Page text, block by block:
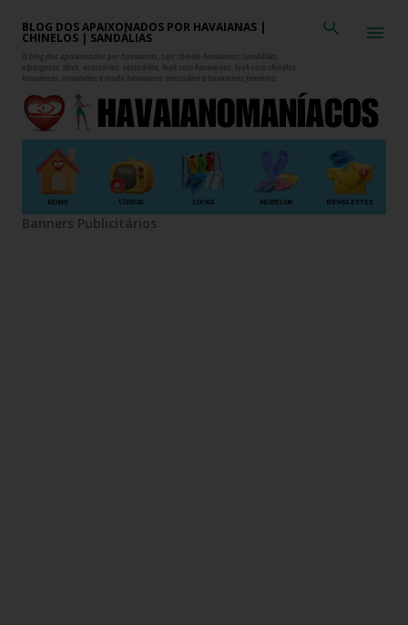
Pular para o conteúdo principal
BLOG DOS APAIXONADOS POR HAVAIANAS |
CHINELOS | SANDÁLIAS
O blog dos apaixonados por havaianas, seja chinelo havaianas, sandálias,
alpargatas, tênis, acessórios, vestuários, look com havaianas, look com chinelos
havaianas, novidades e moda havaianas masculina e havaianas feminina.
HOME VÍDEOS LOOKS MODELOS NEWSLETTER
Banners Publicitários